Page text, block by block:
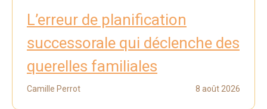
L’erreur de planification
successorale qui déclenche des
querelles familiales
Camille Perrot 8 août 2026